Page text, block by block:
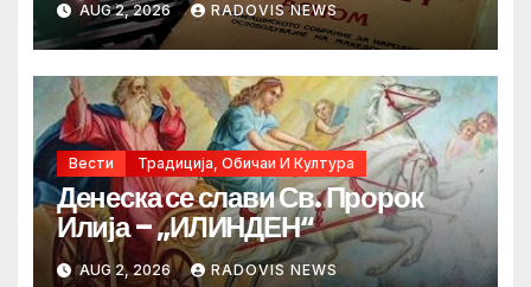
AUG 2, 2026 RADOVIS NEWS
Вести Традиција, Обичаи И Култура
Денеска се слави Св. Пророк
Илија – „ИЛИНДЕН“
AUG 2, 2026 RADOVIS NEWS